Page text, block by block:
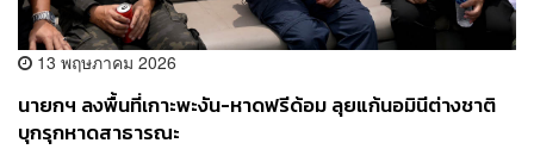
13 พฤษภาคม 2026
นายกฯ ลงพื้นที่เกาะพะงัน-หาดฟรีด้อม ลุยแก้นอมินีต่างชาติ
บุกรุกหาดสาธารณะ